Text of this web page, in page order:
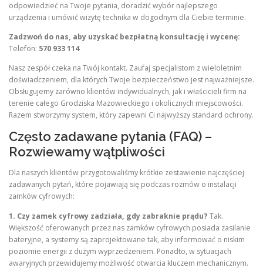
odpowiedzieć na Twoje pytania, doradzić wybór najlepszego
urządzenia i umówić wizytę technika w dogodnym dla Ciebie terminie.
Zadzwoń do nas, aby uzyskać bezpłatną konsultację i wycenę:
Telefon: 570 933 114
Nasz zespół czeka na Twój kontakt. Zaufaj specjalistom z wieloletnim
doświadczeniem, dla których Twoje bezpieczeństwo jest najważniejsze.
Obsługujemy zarówno klientów indywidualnych, jak i właścicieli firm na
terenie całego Grodziska Mazowieckiego i okolicznych miejscowości.
Razem stworzymy system, który zapewni Ci najwyższy standard ochrony.
Często zadawane pytania (FAQ) –
Rozwiewamy wątpliwości
Dla naszych klientów przygotowaliśmy krótkie zestawienie najczęściej
zadawanych pytań, które pojawiają się podczas rozmów o instalacji
zamków cyfrowych:
1. Czy zamek cyfrowy zadziała, gdy zabraknie prądu? Tak.
Większość oferowanych przez nas zamków cyfrowych posiada zasilanie
bateryjne, a systemy są zaprojektowane tak, aby informować o niskim
poziomie energii z dużym wyprzedzeniem. Ponadto, w sytuacjach
awaryjnych przewidujemy możliwość otwarcia kluczem mechanicznym.